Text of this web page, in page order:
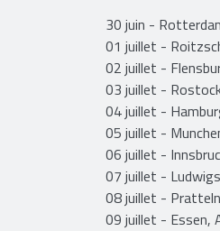
30 juin -
01 juillet -
02 juillet -
03 juillet -
04 juillet -
05 juillet -
06 juillet -
07 juillet -
08 juillet -
09 juillet - Essen,